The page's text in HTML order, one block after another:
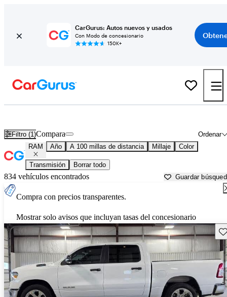
CarGurus: Autos nuevos y usados
Con Modo de concesionario
150K+
Filtro (1) Ordenar
Compara
RAM Año A 100 millas de distancia Millaje Color
Transmisión Borrar todo
834 vehículos encontrados Guardar
Compra con precios transparentes.
Mostrar solo avisos que incluyan tasas del concesionario